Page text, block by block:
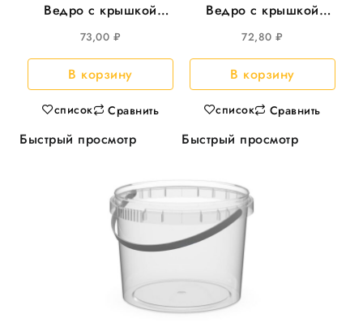
Ведро с крышкой
5,8л круглое
d=220мм, с
металл.ручкой 25шт/
уп
73,00 ₽
В корзину
список Сравнить
Быстрый просмотр
Ведро с крышкой
5,8л круглое
d=230мм, с пласт.
ручкой 35шт/уп
72,80₽
В корзину
список Сравнить
Быстрый просмотр